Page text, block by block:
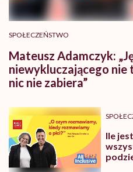
SPOŁECZEŃSTWO
Mateusz Adamczyk:
niewykluczającego nie
nic nie zabiera”
Ile